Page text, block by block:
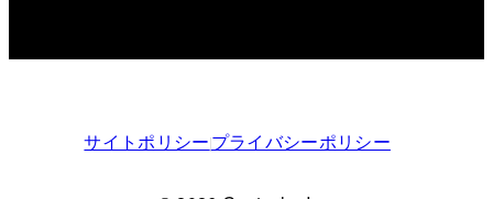
サイトポリシープライバシーポリシー